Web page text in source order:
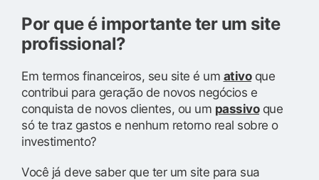
Por que é importante ter um site
profissional?
Em termos financeiros, seu site é um ativoque
contribui para geração de novos negócios e
conquista de novos clientes, ou um passivoque
só te traz gastos e nenhum retorno real sobre o
investimento?
Você já deve saber que ter um site para sua